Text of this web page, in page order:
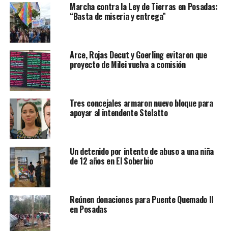
Marcha contra la Ley de Tierras en Posadas:
“Basta de miseria y entrega”
Arce, Rojas Decut y Goerling evitaron que
proyecto de Milei vuelva a comisión
Tres concejales armaron nuevo bloque para
apoyar al intendente Stelatto
Un detenido por intento de abuso a una niña
de 12 años en El Soberbio
Reúnen donaciones para Puente Quemado II
en Posadas